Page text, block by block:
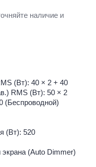
наличие и
(Вт): 40 × 2 + 40
RMS (Вт): 50 × 2
(Беспроводной)
(Вт): 520
экрана (Auto Dimmer)